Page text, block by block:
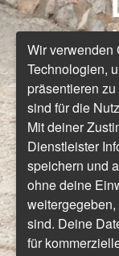
Wir verwenden
Technologien,
präsentieren
sind für die
Mit deiner
Dienstleister
speichern und
ohne deine
sind. Deine
für